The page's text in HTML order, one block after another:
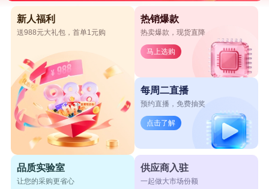
新人福利
送988元大礼包，首单1元购
热销爆款
热卖爆款，现货直降
马上选购
每周二直播
预约直播，免费抽奖
点击了解
品质实验室
让您的采购更省心
供应商入驻
一起做大市场份额